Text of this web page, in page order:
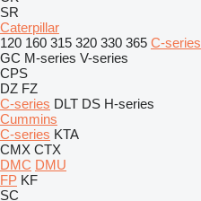
SR
Caterpillar
120 160 315 320 330 365 C-series
GC M-series V-series
CPS
DZ FZ
C-series DLT DS H-series
Cummins
C-series KTA
CMX CTX
DMC DMU
FP KF
SC